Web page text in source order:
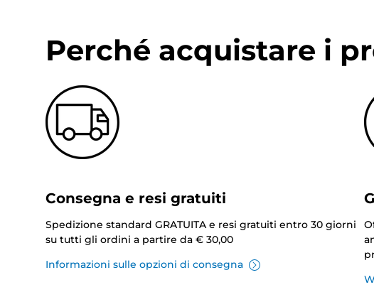
Perché acquistare i
Consegna e resi gratuiti
Spedizione standard GRATUITA e resi gratuiti entro 30 giorni
su tutti gli ordini a partire da € 30,00
Informazioni sulle opzioni di consegna